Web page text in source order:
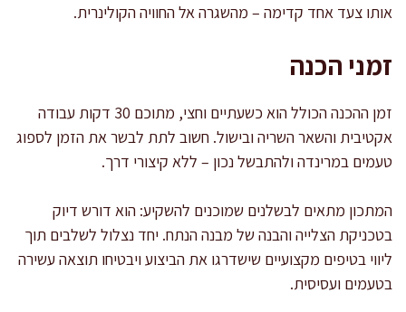
אותו צעד אחד קדימה – מהשגרה אל החוויה הקולינרית.
זמני הכנה
זמן ההכנה הכולל הוא כשעתיים וחצי, מתוכם 30 דקות עבודה
אקטיבית והשאר השריה ובישול. חשוב לתת לבשר את הזמן לספוג
טעמים במרינדה ולהתבשל נכון – ללא קיצורי דרך.
המתכון מתאים לבשלנים שמוכנים להשקיע: הוא דורש דיוק
בטכניקת הצלייה והבנה של מבנה הנתח. יחד נצלול לשלבים תוך
ליווי בטיפים מקצועיים שישדרגו את הביצוע ויבטיחו תוצאה עשירה
בטעמים ועסיסית.